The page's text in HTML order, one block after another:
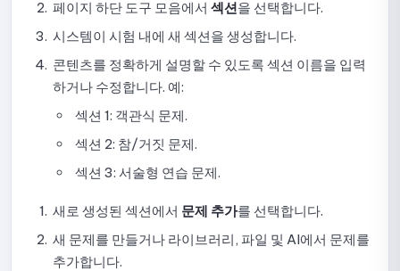
채점 및 응시 횟수 설정 가이드
온라인 시험 보안 및 감독 설정 가이드
표시 옵션 설정 가이드
시험 게시 취소, 수정 및 재게시 가이드
제출 목록 확인 방법
제출 상세 정보 확인 및 점수 확정 가이드
시험 모니터링 데이터 확인 가이드
페이지 하단 도구 모음에서 섹션을 선택합니다.
시스템이 시험 내에 새 섹션을 생성합니다.
콘텐츠를 정확하게 설명할 수 있도록 섹션 이름을 입력
하거나 수정합니다. 예:
섹션 1: 객관식 문제.
섹션 2: 참/거짓 문제.
섹션 3: 서술형 연습 문제.
새로 생성된 섹션에서 문제 추가를 선택합니다.
새 문제를 만들거나 라이브러리, 파일 및 AI에서 문제를
추가합니다.